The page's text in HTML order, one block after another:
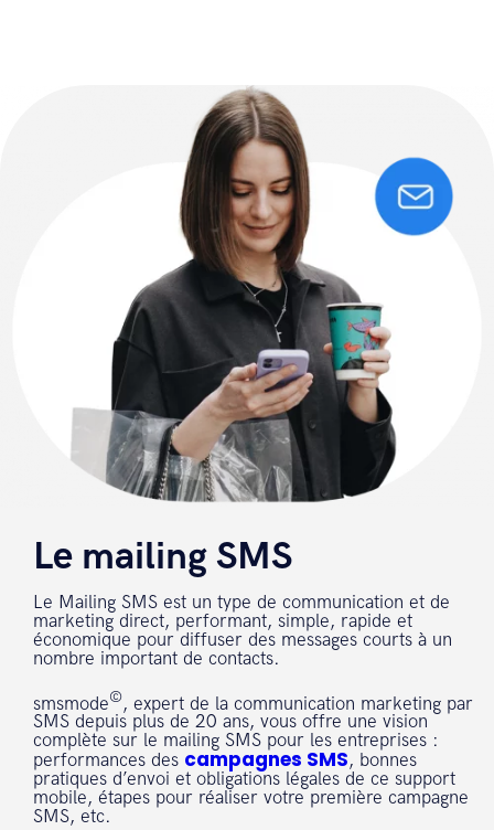
Le mailing SMS
Le Mailing SMS est un type de communication et de
marketing direct, performant, simple, rapide et
économique pour diffuser des messages courts à un
nombre important de contacts.
smsmode©, expert de la communication marketing par
SMS depuis plus de 20 ans, vous offre une vision
complète sur le mailing SMS pour les entreprises :
performances des campagnes SMS, bonnes
pratiques d’envoi et obligations légales de ce support
mobile, étapes pour réaliser votre première campagne
SMS, etc.